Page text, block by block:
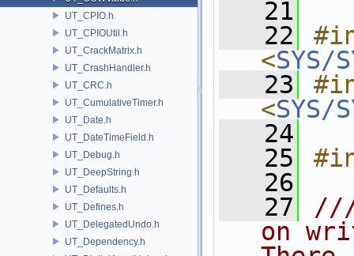
UT_CPIO.h
UT_CPIOUtil.h
UT_CrackMatrix.h
UT_CrashHandler.h
UT_CRC.h
UT_CumulativeTimer.h
UT_Date.h
UT_DateTimeField.h
UT_Debug.h
UT_DeepString.h
UT_Defaults.h
UT_Defines.h
UT_DelegatedUndo.h
UT_Dependency.h
   21
   22
<SYS/
   23
<SYS/
   24
   25
   26
   27
///
on